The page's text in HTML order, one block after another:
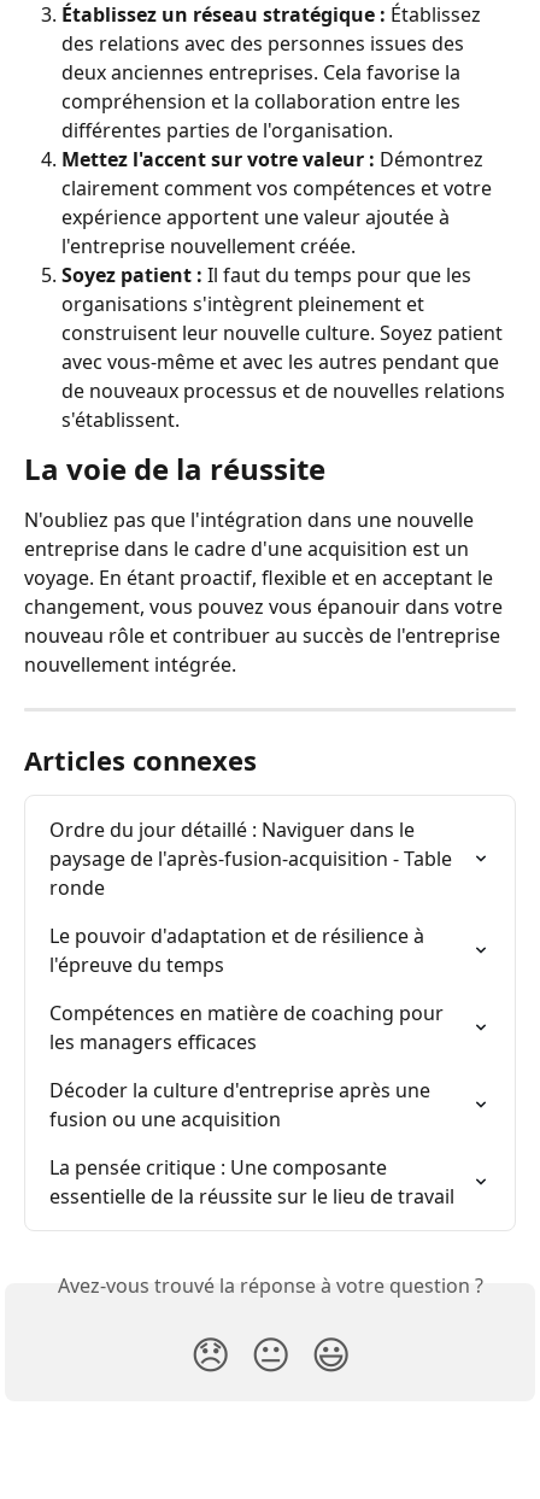
Établissez un réseau stratégique : Établissez
des relations avec des personnes issues des
deux anciennes entreprises. Cela favorise la
compréhension et la collaboration entre les
différentes parties de l'organisation.
Mettez l'accent sur votre valeur : Démontrez
clairement comment vos compétences et votre
expérience apportent une valeur ajoutée à
l'entreprise nouvellement créée.
Soyez patient : Il faut du temps pour que les
organisations s'intègrent pleinement et
construisent leur nouvelle culture. Soyez patient
avec vous-même et avec les autres pendant que
de nouveaux processus et de nouvelles relations
s'établissent.
La voie de la réussite
N'oubliez pas que l'intégration dans une nouvelle
entreprise dans le cadre d'une acquisition est un
voyage. En étant proactif, flexible et en acceptant le
changement, vous pouvez vous épanouir dans votre
nouveau rôle et contribuer au succès de l'entreprise
nouvellement intégrée.
Articles connexes
Ordre du jour détaillé : Naviguer dans le
paysage de l'après-fusion-acquisition - Table
ronde
Le pouvoir d'adaptation et de résilience à
l'épreuve du temps
Compétences en matière de coaching pour
les managers efficaces
Décoder la culture d'entreprise après une
fusion ou une acquisition
La pensée critique : Une composante
essentielle de la réussite sur le lieu de travail
Avez-vous trouvé la réponse à votre question ?
😞 😐 😃